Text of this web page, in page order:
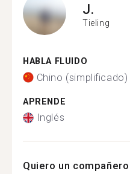
J.
Tieling
HABLA FLUIDO
Chino (simplificado)
APRENDE
Inglés
Quiero un